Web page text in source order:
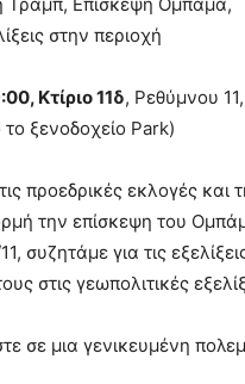
στην περιοχή
Κτίριο 11δ, Ρεθύμνου
ξενοδοχείο Park)
προεδρικές εκλογές και
την επίσκεψη του
συζητάμε για τις
στις γεωπολιτικές
σε μια γενικευμένη